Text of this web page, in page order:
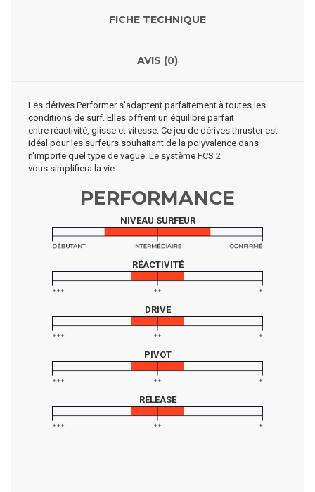
FICHE TECHNIQUE
AVIS (0)
Les dérives Performer s'adaptent parfaitement à toutes les
conditions de surf. Elles offrent un équilibre parfait
entre réactivité, glisse et vitesse. Ce jeu de dérives thruster est
idéal pour les surfeurs souhaitant de la polyvalence dans
n'importe quel type de vague. Le système FCS 2
vous simplifiera la vie.
PERFORMANCE
NIVEAU SURFEUR
RÉACTIVITÉ
DRIVE
PIVOT
RELEASE